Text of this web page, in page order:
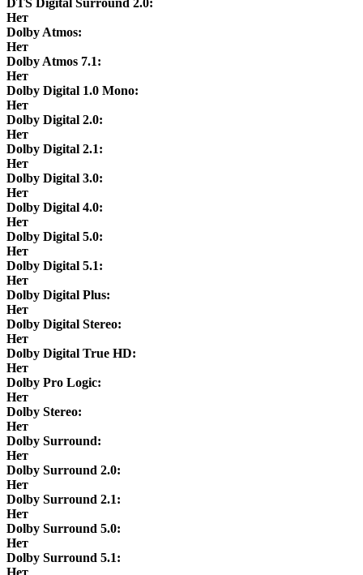
Нет
Dolby Atmos:
Нет
Dolby Atmos 7.1:
Нет
Dolby Digital 1.0 Mono:
Нет
Dolby Digital 2.0:
Нет
Dolby Digital 2.1:
Нет
Dolby Digital 3.0:
Нет
Dolby Digital 4.0:
Нет
Dolby Digital 5.0:
Нет
Dolby Digital 5.1:
Нет
Dolby Digital Plus:
Нет
Dolby Digital Stereo:
Нет
Dolby Digital True HD:
Нет
Dolby Pro Logic:
Нет
Dolby Stereo:
Нет
Dolby Surround:
Нет
Dolby Surround 2.0:
Нет
Dolby Surround 2.1:
Нет
Dolby Surround 5.0:
Нет
Dolby Surround 5.1:
Нет